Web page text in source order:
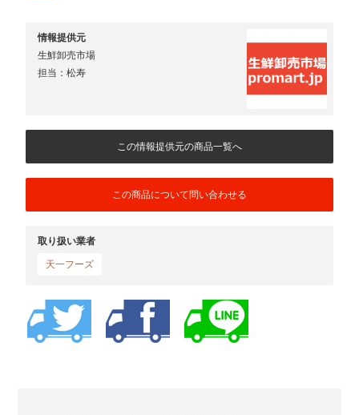
情報提供元
生鮮卸売市場
担当：松寿
この情報提供元の商品一覧へ
この商品について問い合わせる
取り扱い業者
天一フーズ